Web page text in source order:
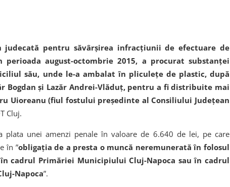
pentru săvârșirea infracțiunii de efectuare de
august-octombrie 2015, a procurat substanței
său, unde le-a ambalat în pliculețe de plastic, după
Bogdan și Lazăr Andrei-Vlăduț, pentru a fi distribuite mai
Uioreanu (fiul fostului președinte al Consiliului Județean
Cluj.
plata unei amenzi penale în valoare de 6.640 de lei, pe care
în ”obligaţia de a presta o muncă neremunerată în folosul
cadrul Primăriei Municipiului Cluj-Napoca sau în cadrul
Napoca”.